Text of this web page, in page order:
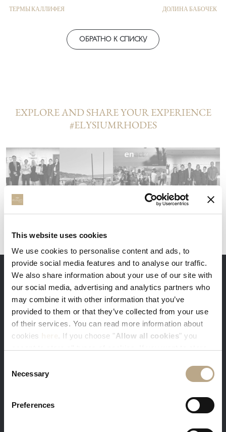
This website uses cookies
We use cookies to personalise content and ads, to
provide social media features and to analyse our traffic.
We also share information about your use of our site with
our social media, advertising and analytics partners who
may combine it with other information that you’ve
provided to them or that they’ve collected from your use
of their services. You can read more information about
cookies
. If you choose "Allow all cookies" you
tick boxes below, and then click "
Allow selection".
Selection
Necessary
Preferences
ТЕРМЫ КАЛЛИФЕЯ
ОБРАТНО К СПИСКУ
ДОЛИНА БАБОЧЕК
EXPLORE AND SHARE YOUR EXPERIENCE
#ELYSIUMRHODES
ПРЕИМУЩЕСТВА ПРЯМОГО БРОНИРОВАНИЯ
цены. Войдите в систему со своей эл.